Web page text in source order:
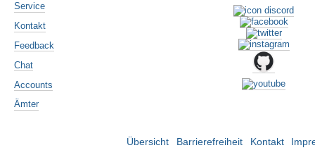
Service
Kontakt
Feedback
Chat
Accounts
Ämter
Übersicht Barrierefreiheit Kontakt